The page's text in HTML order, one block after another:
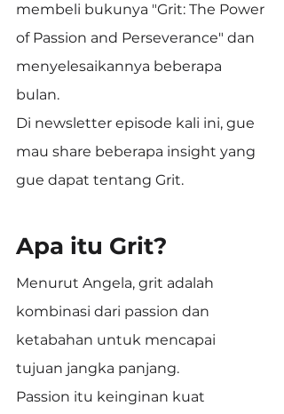
membeli bukunya "Grit: The Power
of Passion and Perseverance" dan
menyelesaikannya beberapa
bulan.
Di newsletter episode kali ini, gue
mau share beberapa insight yang
gue dapat tentang Grit.
Apa itu Grit?
Menurut Angela, grit adalah
kombinasi dari passion dan
ketabahan untuk mencapai
tujuan jangka panjang.
Passion itu keinginan kuat